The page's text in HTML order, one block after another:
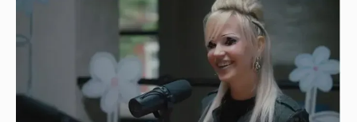
Певица Глюкоза рассказала о съёмках для
эротического журнала
3